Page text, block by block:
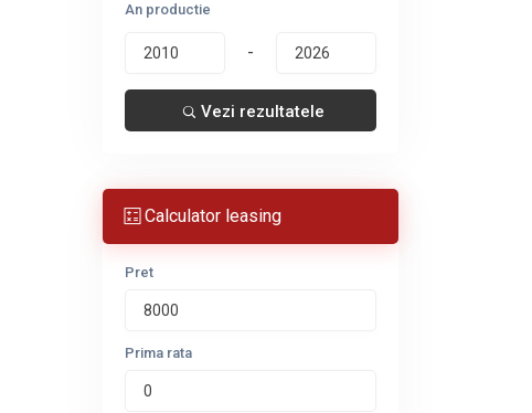
An productie
-
Vezi rezultatele
Calculator leasing
Pret
Prima rata